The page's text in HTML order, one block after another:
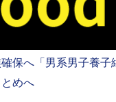
保へ「男系男子養
めへ